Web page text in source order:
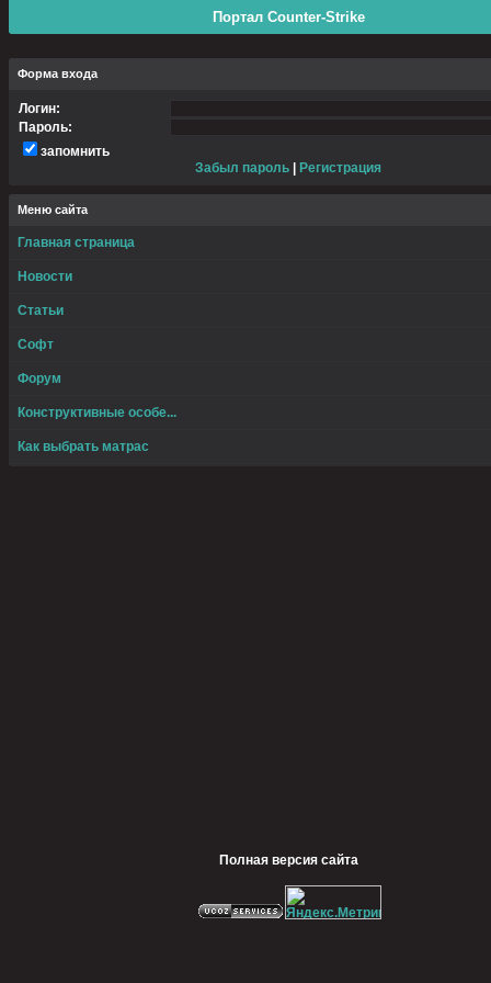
Портал Counter-Strike
Форма входа
Логин:
Пароль:
запомнить
Забыл пароль
Регистрация
Меню сайта
Главная страница
Новости
Статьи
Софт
Форум
Конструктивные особе...
Как выбрать матрас
Полная версия сайта